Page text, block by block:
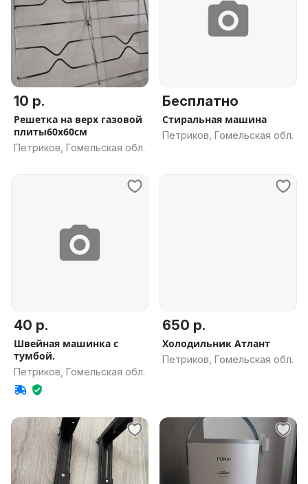
10 р.
Решетка на верх газовой
плиты60х60см
Петриков, Гомельская обл.
Бесплатно
Стиральная машина
Петриков, Гомельская обл.
40 р.
Швейная машинка с
тумбой.
Петриков, Гомельская обл.
650 р.
Холодильник Атлант
Петриков, Гомельская обл.